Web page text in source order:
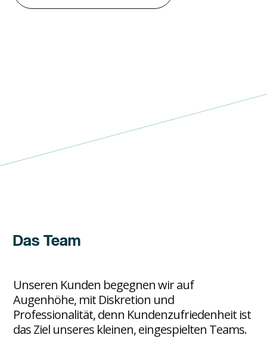
Das Team
Unseren Kunden begegnen wir auf
Augenhöhe, mit Diskretion und
Professionalität, denn Kundenzufriedenheit ist
das Ziel unseres kleinen, eingespielten Teams.